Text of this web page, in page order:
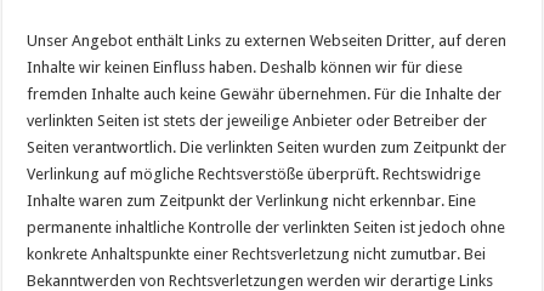
Unser Angebot enthält Links zu externen Webseiten Dritter, auf deren
Inhalte wir keinen Einfluss haben. Deshalb können wir für diese
fremden Inhalte auch keine Gewähr übernehmen. Für die Inhalte der
verlinkten Seiten ist stets der jeweilige Anbieter oder Betreiber der
Seiten verantwortlich. Die verlinkten Seiten wurden zum Zeitpunkt der
Verlinkung auf mögliche Rechtsverstöße überprüft. Rechtswidrige
Inhalte waren zum Zeitpunkt der Verlinkung nicht erkennbar. Eine
permanente inhaltliche Kontrolle der verlinkten Seiten ist jedoch ohne
konkrete Anhaltspunkte einer Rechtsverletzung nicht zumutbar. Bei
Bekanntwerden von Rechtsverletzungen werden wir derartige Links